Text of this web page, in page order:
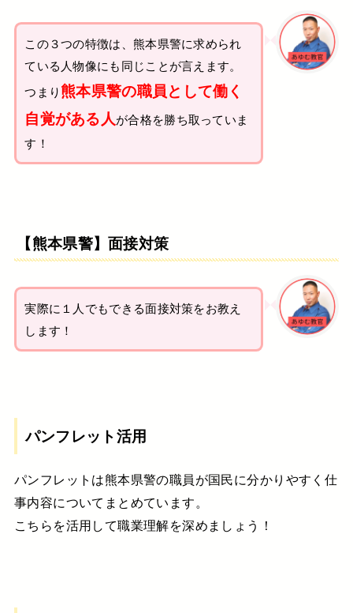
この３つの特徴は、熊本県警に求められ
ている人物像にも同じことが言えます。
つまり熊本県警の職員として働く
自覚がある人が合格を勝ち取っていま
す！
【熊本県警】面接対策
実際に１人でもできる面接対策をお教え
します！
パンフレット活用
パンフレットは熊本県警の職員が国民に分かりやすく仕
事内容についてまとめています。
こちらを活用して職業理解を深めましょう！